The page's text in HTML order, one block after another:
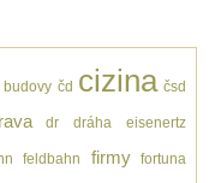
budovy čd cizina čsd
dr dráha eisenertz
feldbahn firmy fortuna